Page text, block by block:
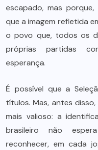
escapado, mas
que a imagem refletida
o povo que, todos os
próprias partidas
esperança.
É possível que a
títulos. Mas, antes
mais valioso: a
brasileiro não
reconhecer, em cada